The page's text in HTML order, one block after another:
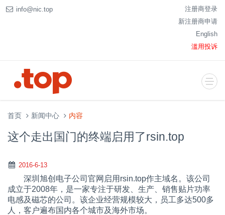
info@nic.top
注册商登录
新注册商申请
English
滥用投诉
首页 新闻中心 内容
这个走出国门的终端启用了rsin.top
2016-6-13
深圳旭创电子公司官网启用rsin.top作主域名。该公司
成立于2008年，是一家专注于研发、生产、销售贴片功率
电感及磁芯的公司。该企业经营规模较大，员工多达500多
人，客户遍布国内各个城市及海外市场。